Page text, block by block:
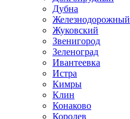
Дубна
Железнодорожный
Жуковский
Звенигород
Зеленоград
Ивантеевка
Истра
Кимры
Клин
Конаково
Королев